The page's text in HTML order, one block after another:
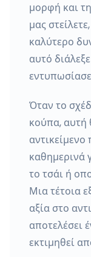
μορφή και
μας
καλύτερο
αυτό
Όταν το
κούπα, αυτή
καθημερινά
το τσάι ή
Μια τέτοια
αξία στο
αποτελέσει
εκτιμηθεί